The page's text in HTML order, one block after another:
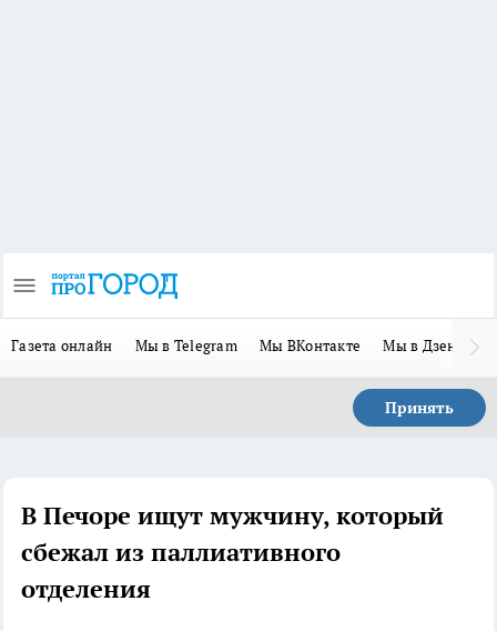
Газета онлайн Мы в Telegram Мы ВКонтакте Мы в Дзене
Принять
В Печоре ищут мужчину, который
сбежал из паллиативного
отделения